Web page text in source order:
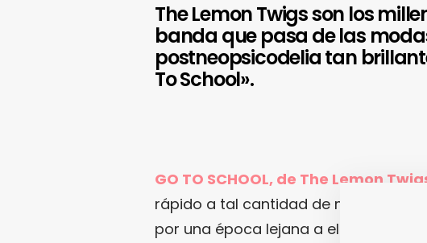
The Lemon Twigs son los
banda que pasa de las
postneopsicodelia tan
To School».
GO TO SCHOOL, de The Lemon
rápido a tal cantidad de música que
por una época lejana a ellos a través